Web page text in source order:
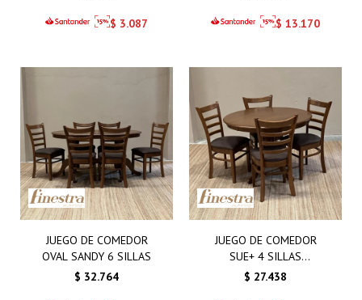
$ 3.087 $ 13.170
JUEGO DE COMEDOR
OVAL SANDY 6 SILLAS
$ 32.764
JUEGO DE COMEDOR
SUE+ 4 SILLAS
TAPIZADAS
$ 27.438